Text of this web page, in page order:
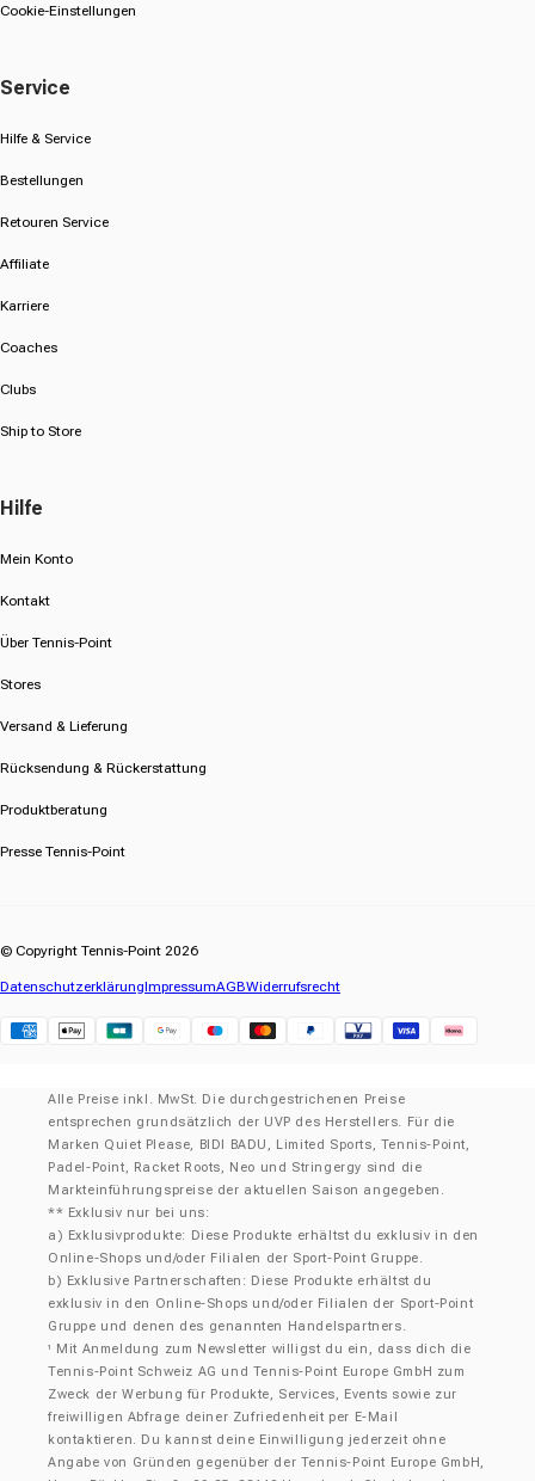
Cookie-Einstellungen
Service
Hilfe & Service
Bestellungen
Retouren Service
Affiliate
Karriere
Coaches
Clubs
Ship to Store
Hilfe
Mein Konto
Kontakt
Über Tennis-Point
Stores
Versand & Lieferung
Rücksendung & Rückerstattung
Produktberatung
Presse Tennis-Point
© Copyright Tennis-Point 2026
DatenschutzerklärungImpressumAGBWiderrufsrecht
Alle Preise inkl. MwSt. Die durchgestrichenen Preise
entsprechen grundsätzlich der UVP des Herstellers. Für die
Marken Quiet Please, BIDI BADU, Limited Sports, Tennis-Point,
Padel-Point, Racket Roots, Neo und Stringergy sind die
Markteinführungspreise der aktuellen Saison angegeben.
** Exklusiv nur bei uns:
a) Exklusivprodukte: Diese Produkte erhältst du exklusiv in den
Online-Shops und/oder Filialen der Sport-Point Gruppe.
b) Exklusive Partnerschaften: Diese Produkte erhältst du
exklusiv in den Online-Shops und/oder Filialen der Sport-Point
Gruppe und denen des genannten Handelspartners.
¹ Mit Anmeldung zum Newsletter willigst du ein, dass dich die
Tennis-Point Schweiz AG und Tennis-Point Europe GmbH zum
Zweck der Werbung für Produkte, Services, Events sowie zur
freiwilligen Abfrage deiner Zufriedenheit per E-Mail
kontaktieren. Du kannst deine Einwilligung jederzeit ohne
Angabe von Gründen gegenüber der Tennis-Point Europe GmbH,